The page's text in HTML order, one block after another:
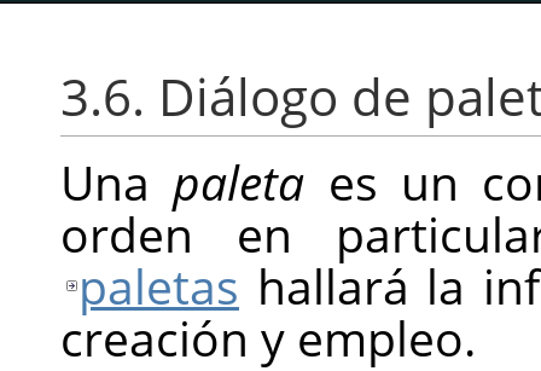
3.6. Diálogo de
Una paleta es un
orden en
paletas hallará la
creación y empleo.